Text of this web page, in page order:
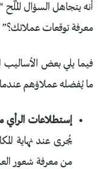
أنه يتجاهل السؤال
معرفة توقعات
فيما يلي بعض الأساليب
ما يُفضله عملاؤهم عندما
إستطلاعات الرأي
يُجرى عند نهاية
من معرفة شعور